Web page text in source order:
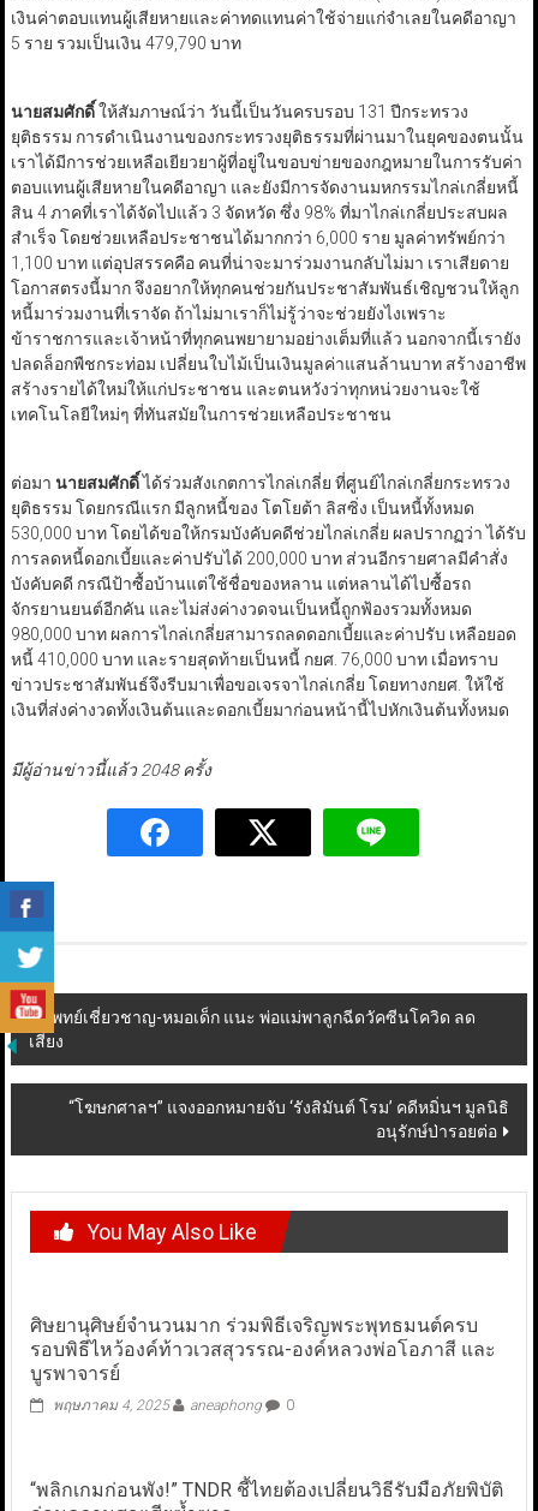
เงินค่าตอบแทนผู้เสียหายและค่าทดแทนค่าใช้จ่ายแก่จำเลยในคดีอาญา
5 ราย รวมเป็นเงิน 479,790 บาท
นายสมศักดิ์ให้สัมภาษณ์ว่า วันนี้เป็นวันครบรอบ 131 ปีกระทรวง
ยุติธรรม การดำเนินงานของกระทรวงยุติธรรมที่ผ่านมาในยุคของตนนั้น
เราได้มีการช่วยเหลือเยียวยาผู้ที่อยู่ในขอบข่ายของกฎหมายในการรับค่า
ตอบแทนผู้เสียหายในคดีอาญา และยังมีการจัดงานมหกรรมไกล่เกลี่ยหนี้
สิน 4 ภาคที่เราได้จัดไปแล้ว 3 จัดหวัด ซึ่ง 98% ที่มาไกล่เกลี่ยประสบผล
สำเร็จ โดยช่วยเหลือประชาชนได้มากกว่า 6,000 ราย มูลค่าทรัพย์กว่า
1,100 บาท แต่อุปสรรคคือ คนที่น่าจะมาร่วมงานกลับไม่มา เราเสียดาย
โอกาสตรงนี้มาก จึงอยากให้ทุกคนช่วยกันประชาสัมพันธ์เชิญชวนให้ลูก
หนี้มาร่วมงานที่เราจัด ถ้าไม่มาเราก็ไม่รู้ว่าจะช่วยยังไงเพราะ
ข้าราชการและเจ้าหน้าที่ทุกคนพยายามอย่างเต็มที่แล้ว นอกจากนี้เรายัง
ปลดล็อกพืชกระท่อม เปลี่ยนใบไม้เป็นเงินมูลค่าแสนล้านบาท สร้างอาชีพ
สร้างรายได้ใหม่ให้แก่ประชาชน และตนหวังว่าทุกหน่วยงานจะใช้
เทคโนโลยีใหม่ๆ ที่ทันสมัยในการช่วยเหลือประชาชน
ต่อมา นายสมศักดิ์ได้ร่วมสังเกตการไกล่เกลี่ย ที่ศูนย์ไกล่เกลี่ยกระทรวง
ยุติธรรม โดยกรณีแรก มีลูกหนี้ของ โตโยต้า ลิสซิ่ง เป็นหนี้ทั้งหมด
530,000 บาท โดยได้ขอให้กรมบังคับคดีช่วยไกล่เกลี่ย ผลปรากฏว่า ได้รับ
การลดหนี้ดอกเบี้ยและค่าปรับได้ 200,000 บาท ส่วนอีกรายศาลมีคำสั่ง
บังคับคดี กรณีป้าซื้อบ้านแต่ใช้ชื่อของหลาน แต่หลานได้ไปซื้อรถ
จักรยานยนต์อีกคัน และไม่ส่งค่างวดจนเป็นหนี้ถูกฟ้องรวมทั้งหมด
980,000 บาท ผลการไกล่เกลี่ยสามารถลดดอกเบี้ยและค่าปรับ เหลือยอด
หนี้ 410,000 บาท และรายสุดท้ายเป็นหนี้ กยศ. 76,000 บาท เมื่อทราบ
ข่าวประชาสัมพันธ์จึงรีบมาเพื่อขอเจรจาไกล่เกลี่ย โดยทางกยศ. ให้ใช้
เงินที่ส่งค่างวดทั้งเงินต้นและดอกเบี้ยมาก่อนหน้านี้ไปหักเงินต้นทั้งหมด
มีผู้อ่านข่าวนี้แล้ว 2048 ครั้ง
Post
navigation
แพทย์เชี่ยวชาญ-หมอเด็ก แนะ พ่อแม่พาลูกฉีดวัคซีนโควิด ลด
เสี่ยง
“โฆษกศาลฯ” แจงออกหมายจับ ‘รังสิมันต์ โรม’ คดีหมิ่นฯ มูลนิธิ
อนุรักษ์ป่ารอยต่อ
You May Also Like
ศิษยานุศิษย์จำนวนมาก ร่วมพิธีเจริญพระพุทธมนต์ครบ
รอบพิธีไหว้องค์ท้าวเวสสุวรรณ-องค์หลวงพ่อโอภาสี และ
บูรพาจารย์
พฤษภาคม 4, 2025 aneaphong 0
“พลิกเกมก่อนพัง!” TNDR ชี้ไทยต้องเปลี่ยนวิธีรับมือภัยพิบัติ